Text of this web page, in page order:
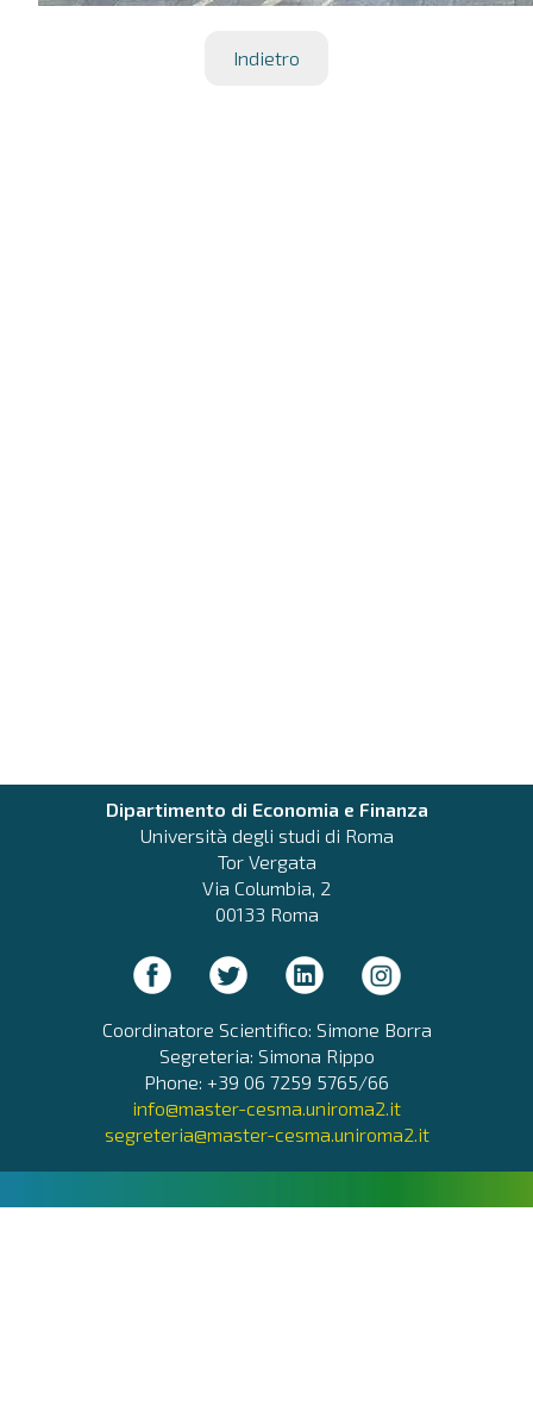
Indietro
Dipartimento di Economia e Finanza
Università degli studi di Roma
Tor Vergata
Via Columbia, 2
00133 Roma
Coordinatore Scientifico: Simone Borra
Segreteria: Simona Rippo
Phone: +39 06 7259 5765/66
info@master-cesma.uniroma2.it
segreteria@master-cesma.uniroma2.it